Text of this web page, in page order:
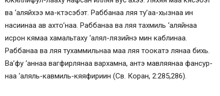
ва ‘аляйхээ ма-ктэсэбэт. Раббанаа ляя ту’аа-хызнаа ин
насиинаа ав ахто’наа. Раббанаа ва ляя тахмиль ‘аляйнаа
исрон кямаа хамальтаху ‘алял-лязийнэ мин каблинаа.
Раббанаа ва ляя тухаммильнаа маа ляя тоокатэ лянаа бихь.
Ва’фу ‘аннаа вагфирлянаа вархамна, антэ мавляянаа фансур-
наа ‘аляль-кавмиль-кяяфириин (Св. Коран, 2:285,286).